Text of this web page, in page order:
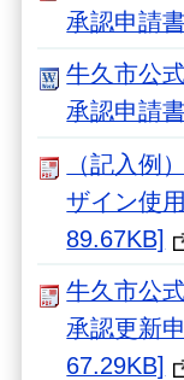
承認申請
牛久市公
承認申請
（記入例
ザイン使
89.67KB]
牛久市公
承認更新
67.29KB]